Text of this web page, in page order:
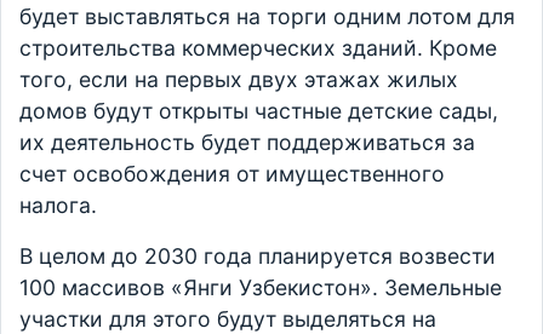
будет выставляться на торги одним лотом для
строительства коммерческих зданий. Кроме
того, если на первых двух этажах жилых
домов будут открыты частные детские сады,
их деятельность будет поддерживаться за
счет освобождения от имущественного
налога.
В целом до 2030 года планируется возвести
100 массивов «Янги Узбекистон». Земельные
участки для этого будут выделяться на